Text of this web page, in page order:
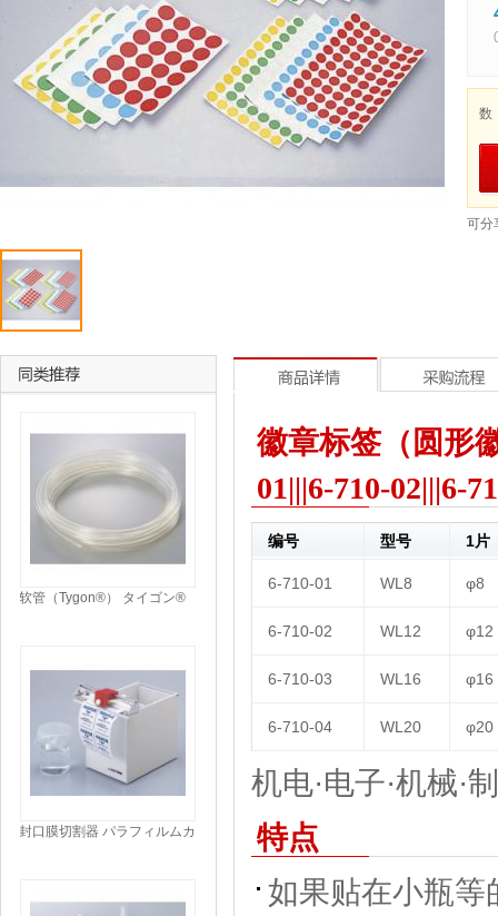
数
可分
徽章标签（圆形
01|||6-710-02|||6-
编号 型号 1片
6-710-01 WL8 φ8
6-710-02 WL12 φ12
6-710-03 WL16 φ16
6-710-04 WL20 φ20
机电·电子·机械·
特点
如果贴在小瓶等
软管（Tygon®） タイゴン®
封口膜切割器 パラフィルムカ